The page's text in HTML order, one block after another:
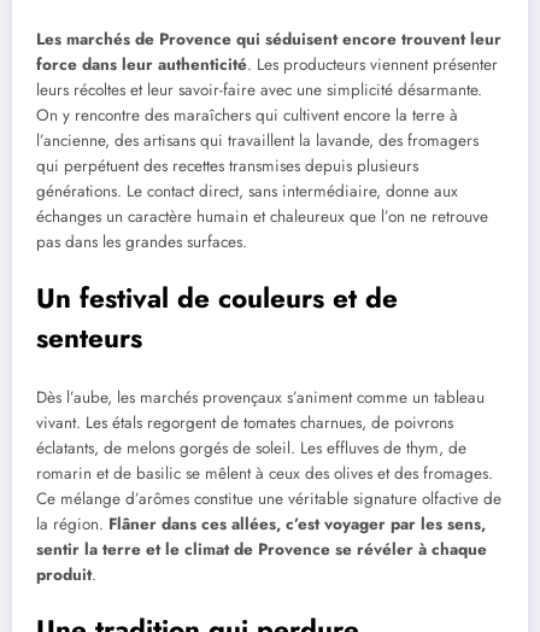
Les marchés de Provence qui séduisent encore trouvent leur
force dans leur authenticité. Les producteurs viennent présenter
leurs récoltes et leur savoir-faire avec une simplicité désarmante.
On y rencontre des maraîchers qui cultivent encore la terre à
l’ancienne, des artisans qui travaillent la lavande, des fromagers
qui perpétuent des recettes transmises depuis plusieurs
générations. Le contact direct, sans intermédiaire, donne aux
échanges un caractère humain et chaleureux que l’on ne retrouve
pas dans les grandes surfaces.
Un festival de couleurs et de
senteurs
Dès l’aube, les marchés provençaux s’animent comme un tableau
vivant. Les étals regorgent de tomates charnues, de poivrons
éclatants, de melons gorgés de soleil. Les effluves de thym, de
romarin et de basilic se mêlent à ceux des olives et des fromages.
Ce mélange d’arômes constitue une véritable signature olfactive de
la région. Flâner dans ces allées, c’est voyager par les sens,
sentir la terre et le climat de Provence se révéler à chaque
produit.